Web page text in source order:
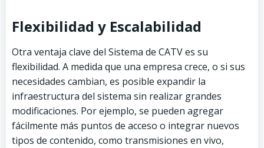
Flexibilidad y Escalabilidad
Otra ventaja clave del Sistema de CATV es su
flexibilidad. A medida que una empresa crece, o si sus
necesidades cambian, es posible expandir la
infraestructura del sistema sin realizar grandes
modificaciones. Por ejemplo, se pueden agregar
fácilmente más puntos de acceso o integrar nuevos
tipos de contenido, como transmisiones en vivo,